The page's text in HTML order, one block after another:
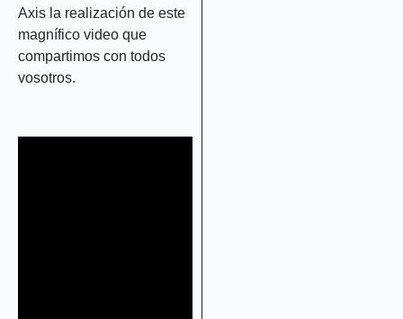
Axis la realización de este
magnífico video que
compartimos con todos
vosotros.